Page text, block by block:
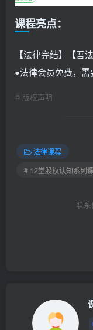
课程亮点：
【法律完结】【吾
●法律会员免费，
© 版权声明
法律课程
# 12堂股权认知系列
联